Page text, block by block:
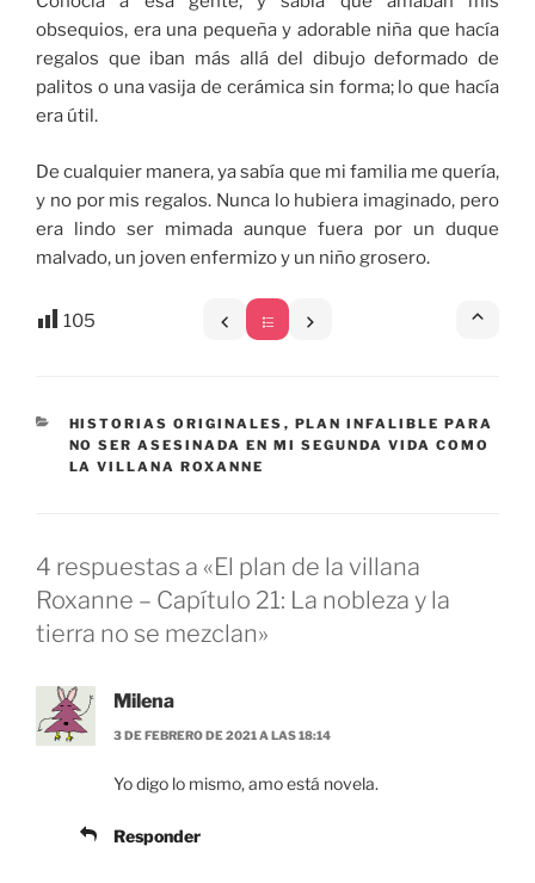
obsequios, era una pequeña y adorable niña que hacía
regalos que iban más allá del dibujo deformado de
palitos o una vasija de cerámica sin forma; lo que hacía
era útil.
De cualquier manera, ya sabía que mi familia me quería,
y no por mis regalos. Nunca lo hubiera imaginado, pero
era lindo ser mimada aunque fuera por un duque
malvado, un joven enfermizo y un niño grosero.
105
CATEGORÍAS
HISTORIAS ORIGINALES , PLAN INFALIBLE PARA
NO SER ASESINADA EN MI SEGUNDA VIDA COMO
LA VILLANA ROXANNE
4 respuestas a «El plan de la villana
Roxanne – Capítulo 21: La nobleza y la
tierra no se mezclan»
Milena
3 DE FEBRERO DE 2021 A LAS 18:14
Yo digo lo mismo, amo está novela.
Responder